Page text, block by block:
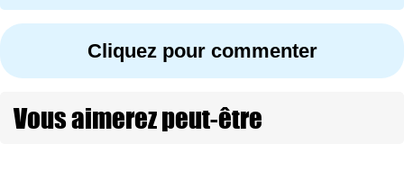
Cliquez pour commenter
Vous aimerez peut-être